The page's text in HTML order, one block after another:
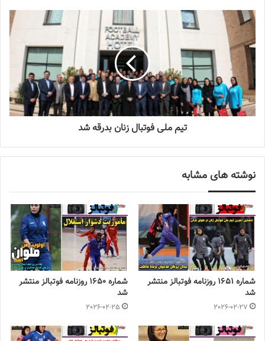
رفتند و‌ توانستند این تیم را با نتیجه سه بر صفر شکست دهند.
آخرین تمرین شاگردان آزمون پیش از اعزام به استرالیا
آخرین تمرین شاگردان آزمون امروز در زمین شماره دو مرکز ملی فوتبال
برگزار شد.ملی پوشان که از 23 مهر وارد اردو شده بودند، تمرینات آماده
سازی خود را زیر نظر کادر فنی به منظور حضور در مرحله دوم انتخابی
المپیک فوتبال زنان آسیا به میزبانی استرالیا برگزار کردند و دو دیدار
دوستانه با تیم های خاتون بم و ملوان بندر انزلی انجام دادند.
سعی می‌‌کنم مدرس‌خوبی برای داورها باشم
مریم ناصری خود را مدیر خوبی می داند و ادعا می کند در مدیریت
مهارت بیشتری نسبت به داوری دارد. او در این خصوص عنوان کرد: سعی
بنده این است که مدرس خوبی برای داورها باشم، اما آمادگی مدیریت
تیم های ورزشی، چه در زمینه آقایان و چه در زمینهزنانرا دارم.
◾️با فوتبالز همراه شوید◾️فوتبالز را در اینستاگرام دنبال کنید
◾️
footballs.women@
تیم ملی فوتبال زنان بدرقه شد
نوشته های مشابه
شماره 1651 روزنامه فوتبالز منتشر
شد
2026-02-27
شماره 1650 روزنامه فوتبالز منتشر
شد
2026-02-25